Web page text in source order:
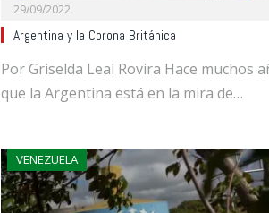
29/09/2022
Argentina y la Corona Británica
Por Griselda Leal Rovira Hace muchos
que la Argentina está en la mira de…
VENEZUELA